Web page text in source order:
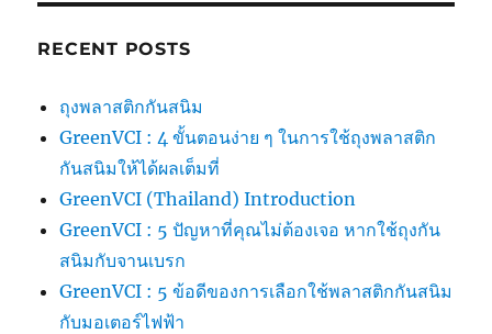
RECENT POSTS
ถุงพลาสติกกันสนิม
GreenVCI : 4 ขั้นตอนง่าย ๆ ในการใช้ถุงพลาสติก
กันสนิมให้ได้ผลเต็มที่
GreenVCI (Thailand) Introduction
GreenVCI : 5 ปัญหาที่คุณไม่ต้องเจอ หากใช้ถุงกัน
สนิมกับจานเบรก
GreenVCI : 5 ข้อดีของการเลือกใช้พลาสติกกันสนิม
กับมอเตอร์ไฟฟ้า